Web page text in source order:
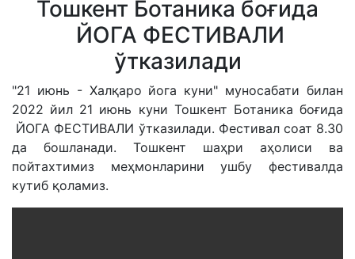
Тошкент Ботаника боғида
ЙОГА ФЕСТИВАЛИ
ўтказилади
"21 июнь - Халқаро йога куни" муносабати билан
2022 йил 21 июнь куни Тошкент Ботаника боғида
ЙОГА ФЕСТИВАЛИ ўтказилади. Фестивал соат 8.30
да бошланади. Тошкент шаҳри аҳолиси ва
пойтахтимиз меҳмонларини ушбу фестивалда
кутиб қоламиз.
dasd
ETHNOBOTANY